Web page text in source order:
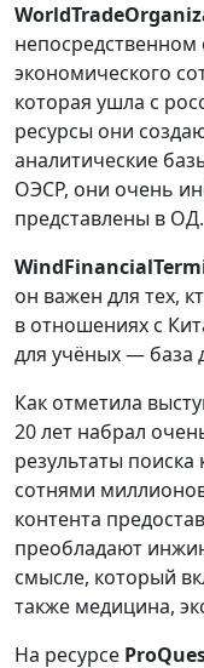
WorldTrade
непосредственном
экономического
которая ушла с
ресурсы они
аналитические
ОЭСР, они очень
представлены в ОД.
WindFinancial
он важен для тех,
в отношениях с
для учёных — база
Как отметила
20 лет набрал
результаты
сотнями
контента
преобладают
смысле, который
также медицина,
На ресурсе